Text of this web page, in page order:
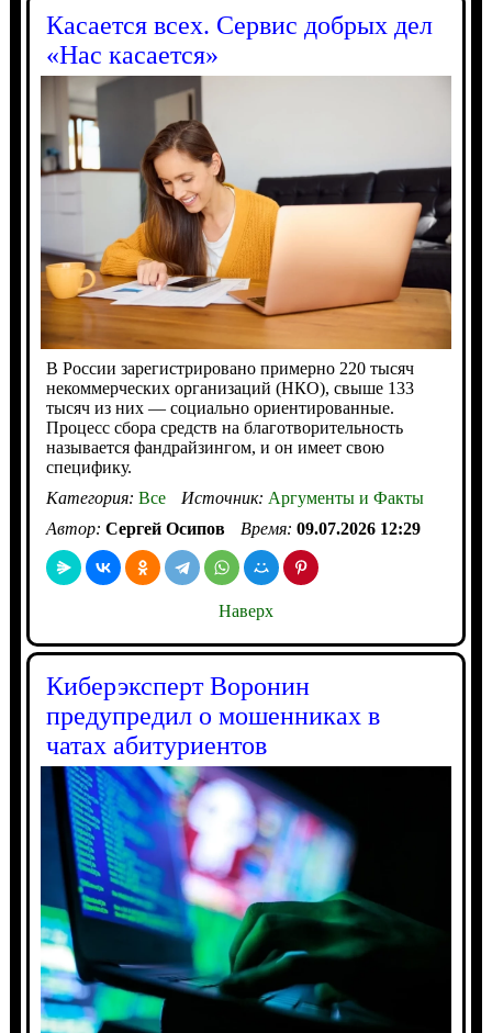
Касается всех. Сервис добрых дел
«Нас касается»
В России зарегистрировано примерно 220 тысяч
некоммерческих организаций (НКО), свыше 133
тысяч из них — социально ориентированные.
Процесс сбора средств на благотворительность
называется фандрайзингом, и он имеет свою
специфику.
Категория: Все Источник: Аргументы и Факты
Автор: Сергей Осипов Время: 09.07.2026 12:29
Наверх
Киберэксперт Воронин
предупредил о мошенниках в
чатах абитуриентов